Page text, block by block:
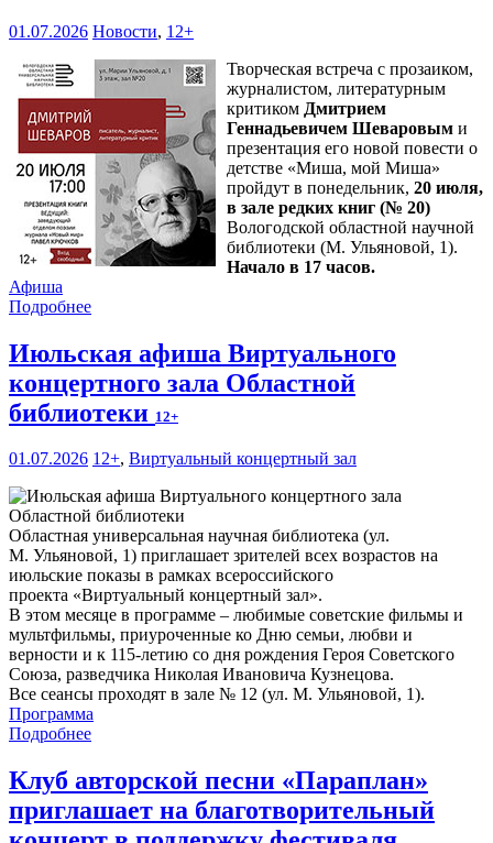
01.07.2026 Новости, 12+
Творческая встреча с прозаиком,
журналистом, литературным
критиком Дмитрием
Геннадьевичем Шеваровым и
презентация его новой повести о
детстве «Миша, мой Миша»
пройдут в понедельник, 20 июля,
в зале редких книг (№ 20)
Вологодской областной научной
библиотеки (М. Ульяновой, 1).
Начало в 17 часов.
Афиша
Подробнее
Июльская афиша Виртуального
концертного зала Областной
библиотеки 12+
01.07.2026 12+, Виртуальный концертный зал
Областная универсальная научная библиотека (ул.
М. Ульяновой, 1) приглашает зрителей всех возрастов на
июльские показы в рамках всероссийского
проекта «Виртуальный концертный зал».
В этом месяце в программе – любимые советские фильмы и
мультфильмы, приуроченные ко Дню семьи, любви и
верности и к 115-летию со дня рождения Героя Советского
Союза, разведчика Николая Ивановича Кузнецова.
Все сеансы проходят в зале № 12 (ул. М. Ульяновой, 1).
Программа
Подробнее
Клуб авторской песни «Параплан»
приглашает на благотворительный